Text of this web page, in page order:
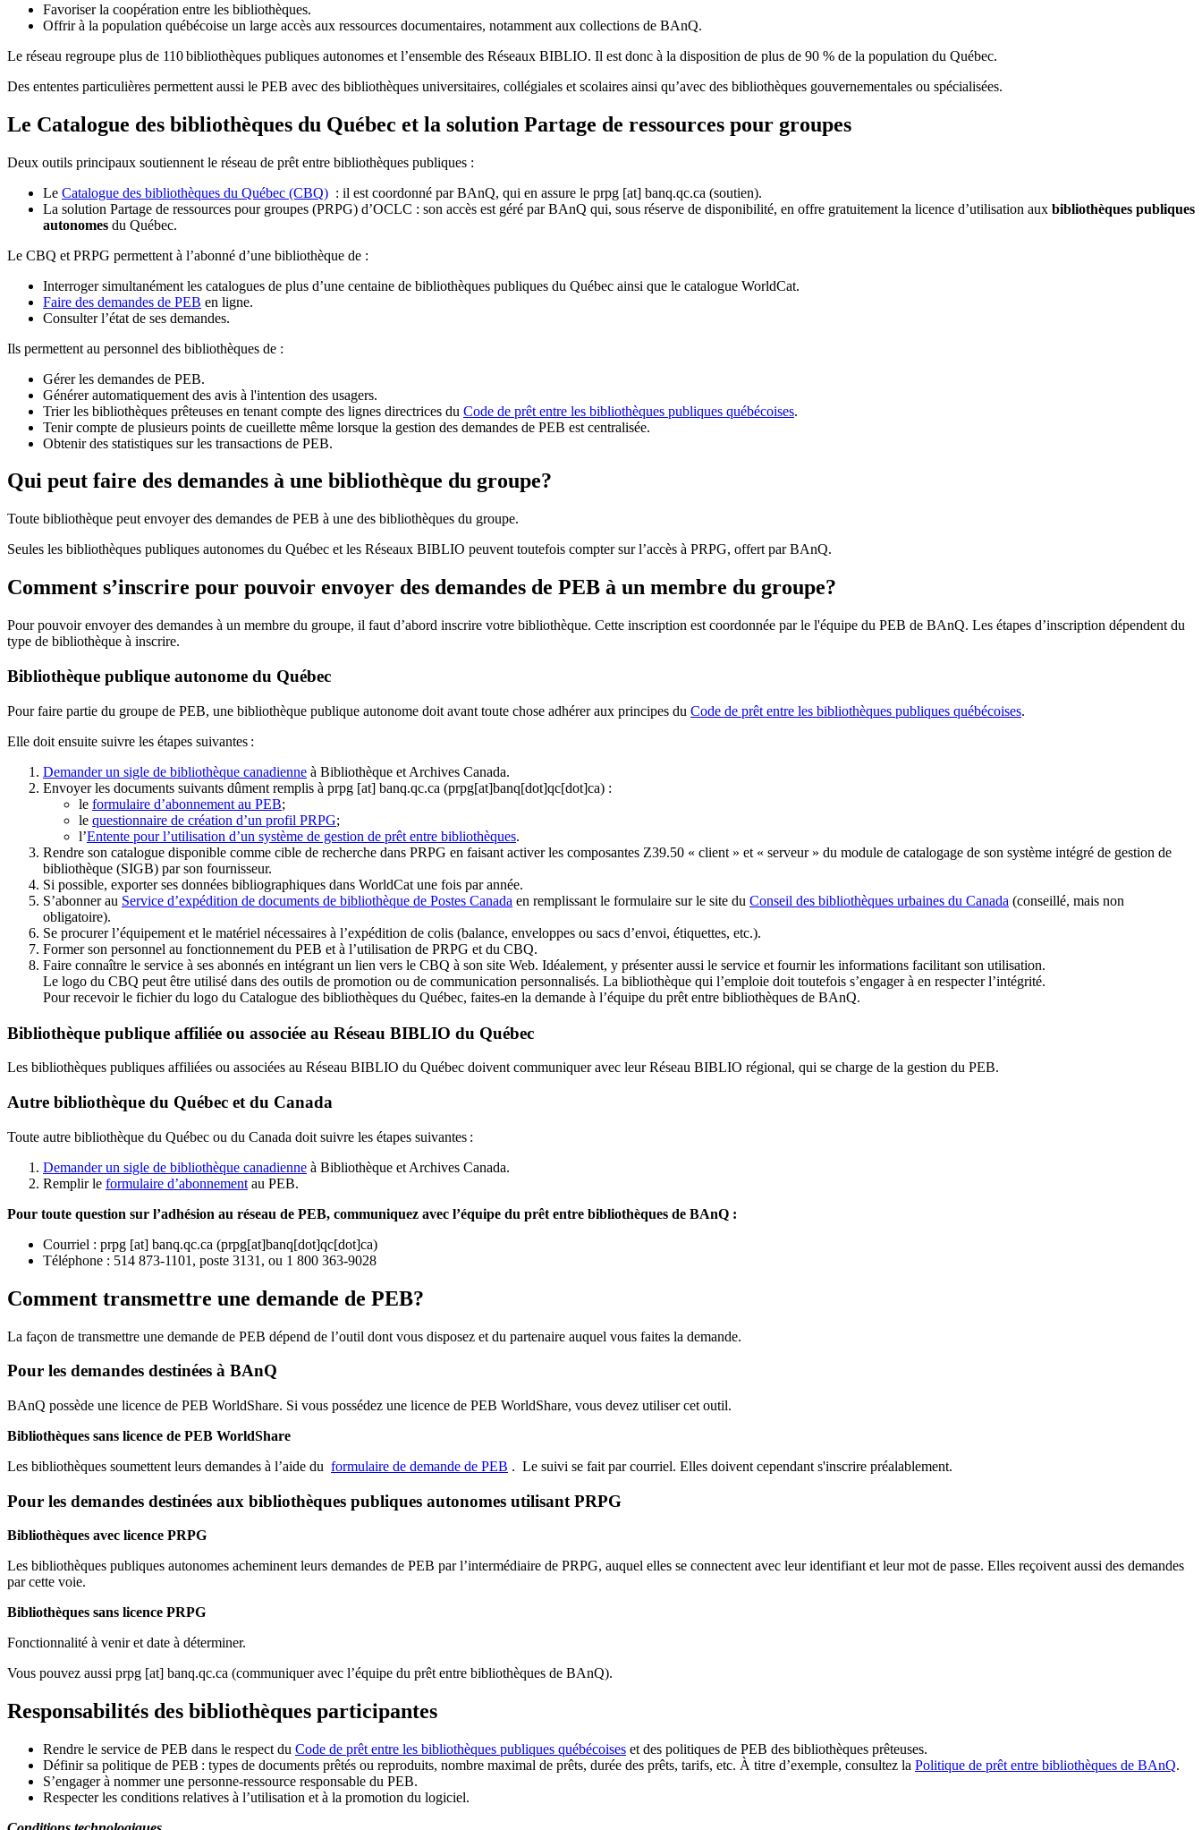
Favoriser la coopération entre les bibliothèques.
Offrir à la population québécoise un large accès aux ressources documentaires, notamment aux collections de BAnQ.
Le réseau regroupe plus de 110bibliothèques publiques autonomes et l’ensemble des Réseaux BIBLIO. Il est donc à la disposition de plus de 90 % de la population du Québec.
Des ententes particulières permettent aussi le PEB avec des bibliothèques universitaires, collégiales et scolaires ainsi qu’avec des bibliothèques gouvernementales ou spécialisées.
Le Catalogue des bibliothèques du Québec et la solution Partage de ressources pour groupes
Deux outils principaux soutiennent le réseau de prêt entre bibliothèques publiques :
Le Catalogue des bibliothèques du Québec (CBQ) : il est coordonné par BAnQ, qui en assure le prpg [at] banq.qc.ca (soutien).
La solution Partage de ressources pour groupes (PRPG) d’OCLC : son accès est géré par BAnQ qui, sous réserve de disponibilité, en offre gratuitement la licence d’utilisation aux bibliothèques publiques
autonomes du Québec.
Le CBQ et PRPG permettent à l’abonné d’une bibliothèque de :
Interroger simultanément les catalogues de plus d’une centaine de bibliothèques publiques du Québec ainsi que le catalogue WorldCat.
Faire des demandes de PEB en ligne.
Consulter l’état de ses demandes.
Ils permettent au personnel des bibliothèques de :
Gérer les demandes de PEB.
Générer automatiquement des avis à l'intention des usagers.
Trier les bibliothèques prêteuses en tenant compte des lignes directrices du Code de prêt entre les bibliothèques publiques québécoises.
Tenir compte de plusieurs points de cueillette même lorsque la gestion des demandes de PEB est centralisée.
Obtenir des statistiques sur les transactions de PEB.
Qui peut faire des demandes à une bibliothèque du groupe?
Toute bibliothèque peut envoyer des demandes de PEB à une des bibliothèques du groupe.
Seules les bibliothèques publiques autonomes du Québec et les Réseaux BIBLIO peuvent toutefois compter sur l’accès à PRPG, offert par BAnQ.
Comment s’inscrire pour pouvoir envoyer des demandes de PEB à un membre du groupe?
Pour pouvoir envoyer des demandes à un membre du groupe, il faut d’abord inscrire votre bibliothèque. Cette inscription est coordonnée par le l'équipe du PEB de BAnQ. Les étapes d’inscription dépendent du
type de bibliothèque à inscrire.
Bibliothèque publique autonome du Québec
Pour faire partie du groupe de PEB, une bibliothèque publique autonome doit avant toute chose adhérer aux principes du Code de prêt entre les bibliothèques publiques québécoises.
Elle doit ensuite suivre les étapes suivantes :
Demander un sigle de bibliothèque canadienne à Bibliothèque et Archives Canada.
Envoyer les documents suivants dûment remplis à prpg [at] banq.qc.ca (prpg[at]banq[dot]qc[dot]ca) :
le formulaire d’abonnement au PEB;
le questionnaire de création d’un profil PRPG;
l’Entente pour l’utilisation d’un système de gestion de prêt entre bibliothèques.
Rendre son catalogue disponible comme cible de recherche dans PRPG en faisant activer les composantes Z39.50 « client » et « serveur » du module de catalogage de son système intégré de gestion de
bibliothèque (SIGB) par son fournisseur.
Si possible, exporter ses données bibliographiques dans WorldCat une fois par année.
S’abonner au Service d’expédition de documents de bibliothèque de Postes Canada en remplissant le formulaire sur le site du Conseil des bibliothèques urbaines du Canada (conseillé, mais non
obligatoire).
Se procurer l’équipement et le matériel nécessaires à l’expédition de colis (balance, enveloppes ou sacs d’envoi, étiquettes, etc.).
Former son personnel au fonctionnement du PEB et à l’utilisation de PRPG et du CBQ.
Faire connaître le service à ses abonnés en intégrant un lien vers le CBQ à son site Web. Idéalement, y présenter aussi le service et fournir les informations facilitant son utilisation.
Le logo du CBQ peut être utilisé dans des outils de promotion ou de communication personnalisés. La bibliothèque qui l’emploie doit toutefois s’engager à en respecter l’intégrité.
Pour recevoir le fichier du logo du Catalogue des bibliothèques du Québec, faites-en la demande à l’équipe du prêt entre bibliothèques de BAnQ.
Bibliothèque publique affiliée ou associée au Réseau BIBLIO du Québec
Les bibliothèques publiques affiliées ou associées au Réseau BIBLIO du Québec doivent communiquer avec leur Réseau BIBLIO régional, qui se charge de la gestion du PEB.
Autre bibliothèque du Québec et du Canada
Toute autre bibliothèque du Québec ou du Canada doit suivre les étapes suivantes :
Demander un sigle de bibliothèque canadienne à Bibliothèque et Archives Canada.
Remplir le formulaire d’abonnement au PEB.
Pour toute question sur l’adhésion au réseau de PEB, communiquez avec l’équipe du prêt entre bibliothèques de BAnQ :
Courriel : prpg [at] banq.qc.ca (prpg[at]banq[dot]qc[dot]ca)
Téléphone : 514 873-1101, poste 3131, ou 1 800 363-9028
Comment transmettre une demande de PEB?
La façon de transmettre une demande de PEB dépend de l’outil dont vous disposez et du partenaire auquel vous faites la demande.
Pour les demandes destinées à BAnQ
BAnQ possède une licence de PEB WorldShare. Si vous possédez une licence de PEB WorldShare, vous devez utiliser cet outil.
Bibliothèques sans licence de PEB WorldShare
Les bibliothèques soumettent leurs demandes à l’aide du formulaire de demande de PEB . Le suivi se fait par courriel. Elles doivent cependant s'inscrire préalablement.
Pour les demandes destinées aux bibliothèques publiques autonomes utilisant PRPG
Bibliothèques avec licence PRPG
Les bibliothèques publiques autonomes acheminent leurs demandes de PEB par l’intermédiaire de PRPG, auquel elles se connectent avec leur identifiant et leur mot de passe. Elles reçoivent aussi des demandes
par cette voie.
Bibliothèques sans licence PRPG
Fonctionnalité à venir et date à déterminer.
Vous pouvez aussi prpg [at] banq.qc.ca (communiquer avec l’équipe du prêt entre bibliothèques de BAnQ).
Responsabilités des bibliothèques participantes
Rendre le service de PEB dans le respect du Code de prêt entre les bibliothèques publiques québécoises et des politiques de PEB des bibliothèques prêteuses.
Définir sa politique de PEB : types de documents prêtés ou reproduits, nombre maximal de prêts, durée des prêts, tarifs, etc. À titre d’exemple, consultez la Politique de prêt entre bibliothèques de BAnQ.
S’engager à nommer une personne-ressource responsable du PEB.
Respecter les conditions relatives à l’utilisation et à la promotion du logiciel.